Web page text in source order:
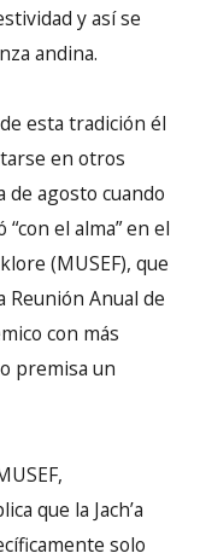
y así se
andina.
esta tradición él
en otros
de agosto cuando
el alma” en el
(MUSEF), que
Anual de
con más
premisa un
que la Jach’a
solo